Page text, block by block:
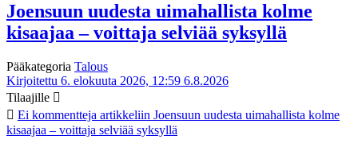
Joensuun uudesta uimahallista kolme
kisaajaa – voittaja selviää syksyllä
Pääkategoria Talous
Kirjoitettu 6. elokuuta 2026, 12:59 6.8.2026
Tilaajille
Ei kommentteja artikkeliin Joensuun uudesta uimahallista kolme
kisaajaa – voittaja selviää syksyllä